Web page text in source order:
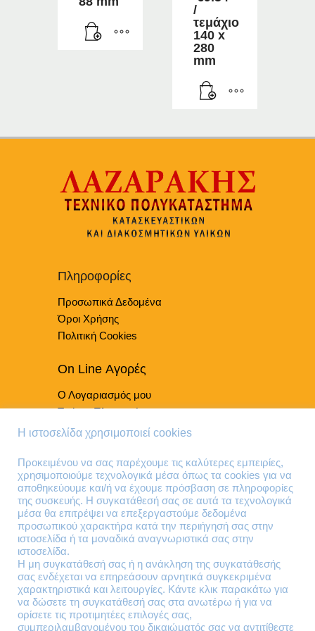
/
τεμάχιο
140 x
280
mm
Πληροφορίες
Προσωπικά Δεδομένα
Όροι Χρήσης
Πολιτική Cookies
On Line Αγορές
Ο Λογαριασμός μου
Τρόποι Πληρωμής
Τρόποι Παράδοσης
Τηλέφωνα Επικοινωνίας
210 41 13 636
210 41 13 280
Διεύθυνση
Θηβών 220
Άγιος Ιωάννης
Ρέντης
Η ιστοσελίδα χρησιμοποιεί cookies
Προκειμένου να σας παρέχουμε τις καλύτερες εμπειρίες,
χρησιμοποιούμε τεχνολογικά μέσα όπως τα cookies για να
αποθηκεύουμε και/ή να έχουμε πρόσβαση σε πληροφορίες
της συσκευής. Η συγκατάθεσή σας σε αυτά τα τεχνολογικά
μέσα θα επιτρέψει να επεξεργαστούμε δεδομένα
προσωπικού χαρακτήρα κατά την περιήγησή σας στην
ιστοσελίδα ή τα μοναδικά αναγνωριστικά σας στην
ιστοσελίδα.
Η μη συγκατάθεσή σας ή η ανάκληση της συγκατάθεσής
σας ενδέχεται να επηρεάσουν αρνητικά συγκεκριμένα
χαρακτηριστικά και λειτουργίες. Κάντε κλικ παρακάτω για
να δώσετε τη συγκατάθεσή σας στα ανωτέρω ή για να
ορίσετε τις προτιμητέες επιλογές σας,
συμπεριλαμβανομένου του δικαιώματός σας να αντιτίθεστε